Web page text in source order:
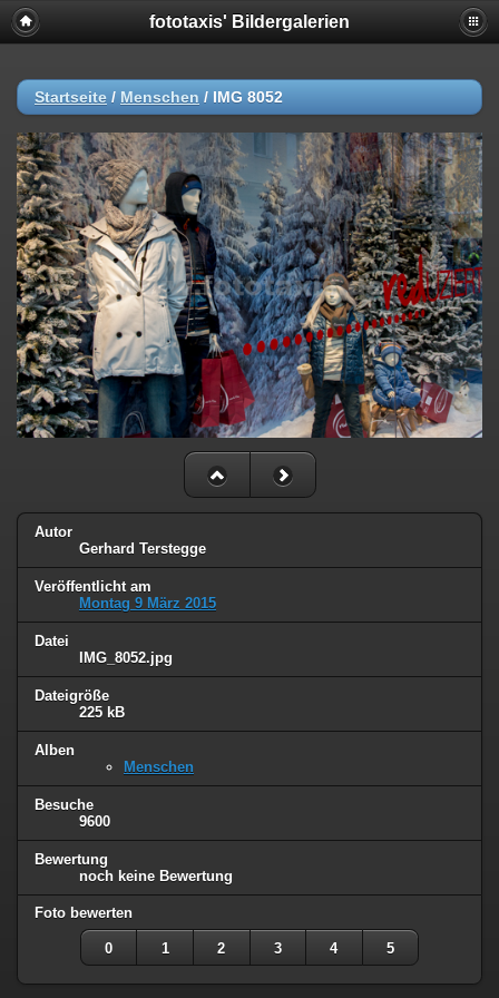
fototaxis' Bildergalerien
Startseite / Menschen / IMG 8052
Autor
Gerhard Terstegge
Veröffentlicht am
Montag 9 März 2015
Datei
IMG_8052.jpg
Dateigröße
225 kB
Alben
Menschen
Besuche
9600
Bewertung
noch keine Bewertung
Foto bewerten
0 1 2 3 4 5